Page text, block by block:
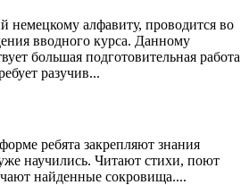
немецкому алфавиту, проводится во
вводного курса. Данному
большая подготовительная работа
разучив...
ребята закрепляют знания
научились. Читают стихи, поют
найденные сокровища....